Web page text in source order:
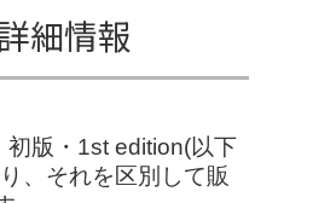
細情報
版・1st edition(以下
、それを区別して販